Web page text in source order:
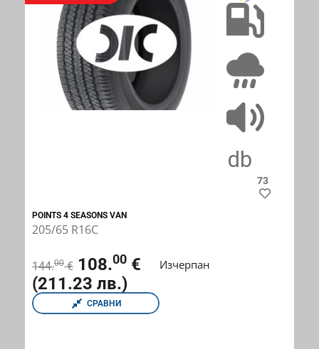
73
POINTS 4 SEASONS VAN
205/65 R16C
144.00 € 108.00 €
(211.23 лв.)
СРАВНИ
Изчерпан